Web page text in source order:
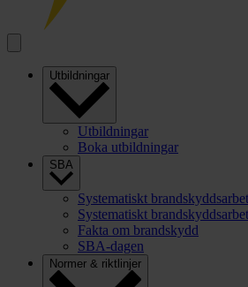
Utbildningar
Utbildningar
Boka utbildningar
SBA
Systematiskt
Systematiskt
Fakta om brandskydd
SBA-dagen
Normer & riktlinjer